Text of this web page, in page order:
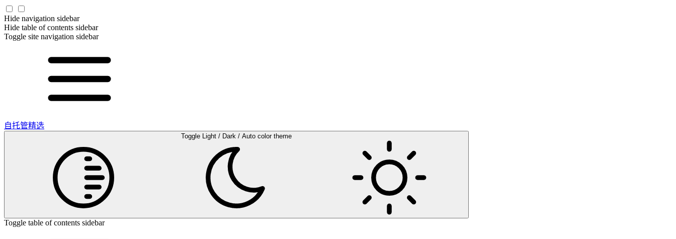
Hide navigation sidebar
Hide table of contents sidebar
Toggle site navigation sidebar
自托管精选
Toggle Light / Dark / Auto color theme
Toggle table of contents sidebar